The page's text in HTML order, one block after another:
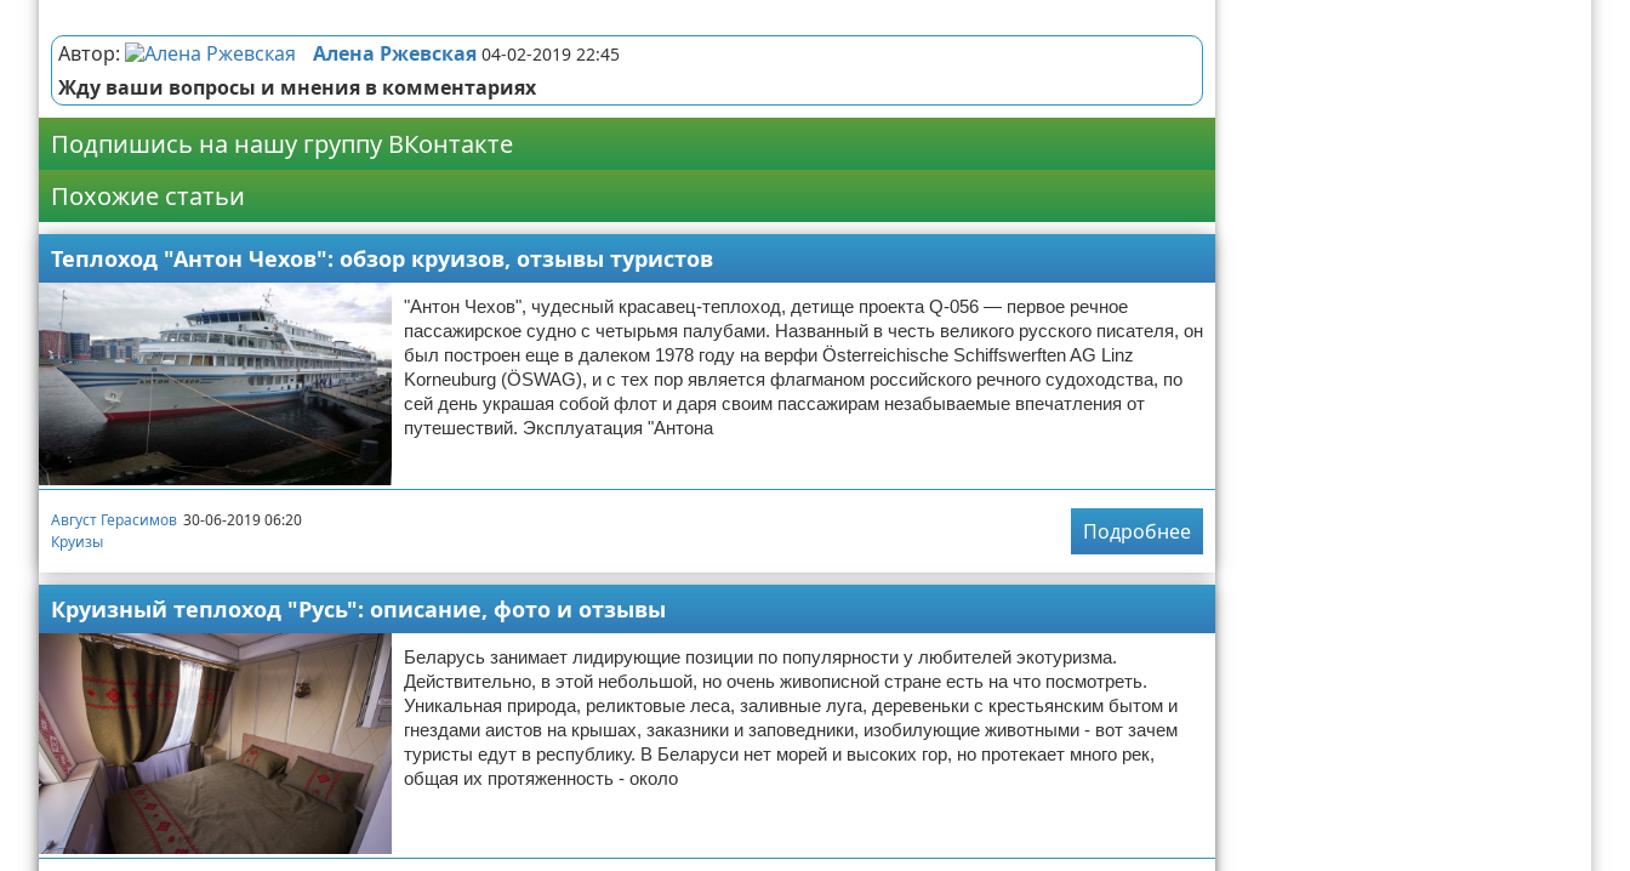
Автор: Алена Ржевская 04-02-2019 22:45
Жду ваши вопросы и мнения в комментариях
Подпишись на нашу группу ВКонтакте
Похожие статьи
Теплоход "Антон Чехов": обзор круизов, отзывы туристов
"Антон Чехов", чудесный красавец-теплоход, детище проекта Q-056 — первое речное
пассажирское судно с четырьмя палубами. Названный в честь великого русского писателя, он
был построен еще в далеком 1978 году на верфи Österreichische Schiffswerften AG Linz
Korneuburg (ÖSWAG), и с тех пор является флагманом российского речного судоходства, по
сей день украшая собой флот и даря своим пассажирам незабываемые впечатления от
путешествий. Эксплуатация "Антона
Август Герасимов 30-06-2019 06:20
Круизы
Подробнее
Круизный теплоход "Русь": описание, фото и отзывы
Беларусь занимает лидирующие позиции по популярности у любителей экотуризма.
Действительно, в этой небольшой, но очень живописной стране есть на что посмотреть.
Уникальная природа, реликтовые леса, заливные луга, деревеньки с крестьянским бытом и
гнездами аистов на крышах, заказники и заповедники, изобилующие животными - вот зачем
туристы едут в республику. В Беларуси нет морей и высоких гор, но протекает много рек,
общая их протяженность - около